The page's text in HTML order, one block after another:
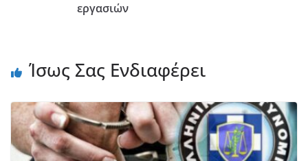
εργασιών
Ίσως Σας Ενδιαφέρει